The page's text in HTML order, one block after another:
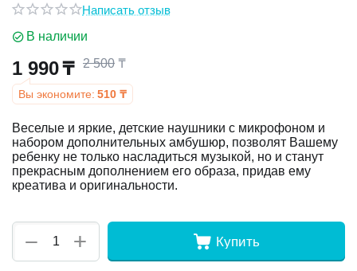
Написать отзыв
В наличии
1 990₸ 2 500 ₸
Вы экономите: 510 ₸
Веселые и яркие, детские наушники с микрофоном и
набором дополнительных амбушюр, позволят Вашему
ребенку не только насладиться музыкой, но и станут
прекрасным дополнением его образа, придав ему
креатива и оригинальности.
+
− Купить